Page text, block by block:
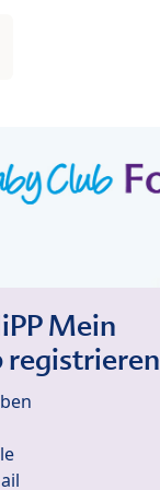
Mein
registrieren